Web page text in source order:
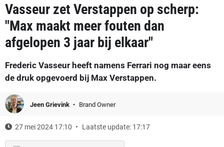
Vasseur zet Verstappen op scherp:
"Max maakt meer fouten dan
afgelopen 3 jaar bij elkaar"
Frederic Vasseur heeft namens Ferrari nog maar eens
de druk opgevoerd bij Max Verstappen.
Jeen Grievink Brand Owner
27 mei 2024 17:10 Laatste update: 17:17